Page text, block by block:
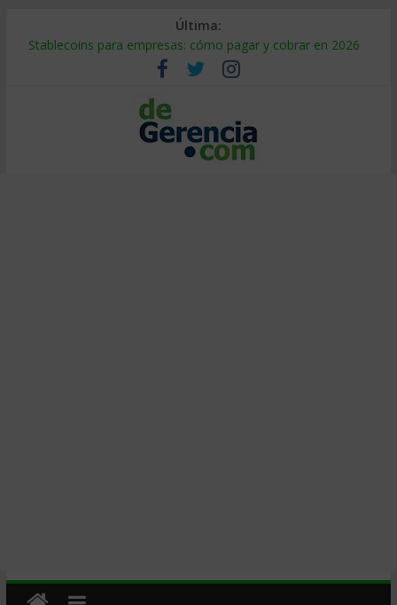
Última:
Stablecoins para empresas: cómo pagar y cobrar en 2026
Despido silencioso: qué es y por qué sale tan caro
IA en selección de personal: cómo auditarla a tiempo
Trabajo forzoso en la cadena de suministro: qué hacer
Mercado hispano de EE. UU.: cómo segmentarlo y venderle